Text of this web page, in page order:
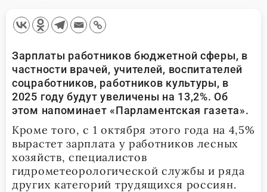
Зарплаты работников бюджетной сферы, в
частности врачей, учителей, воспитателей
соцработников, работников культуры, в
2025 году будут увеличены на 13,2%. Об
этом напоминает «Парламентская газета».
Кроме того, с 1 октября этого года на 4,5%
вырастет зарплата у работников лесных
хозяйств, специалистов
гидрометеорологической службы и ряда
других категорий трудящихся россиян.